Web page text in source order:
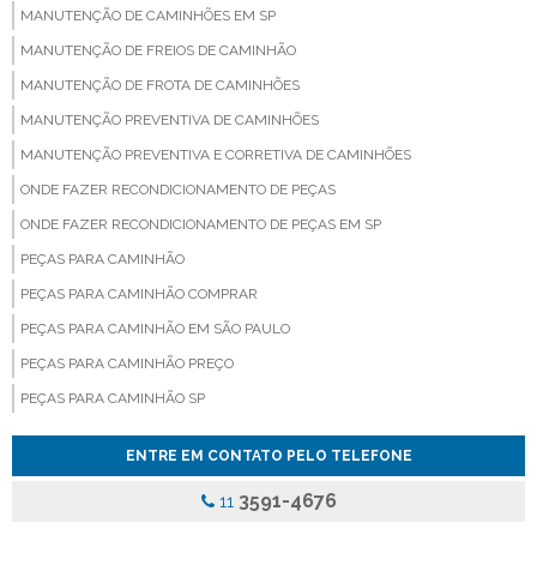
MANUTENÇÃO DE CAMINHÕES EM SP
MANUTENÇÃO DE FREIOS DE CAMINHÃO
MANUTENÇÃO DE FROTA DE CAMINHÕES
MANUTENÇÃO PREVENTIVA DE CAMINHÕES
MANUTENÇÃO PREVENTIVA E CORRETIVA DE CAMINHÕES
ONDE FAZER RECONDICIONAMENTO DE PEÇAS
ONDE FAZER RECONDICIONAMENTO DE PEÇAS EM SP
PEÇAS PARA CAMINHÃO
PEÇAS PARA CAMINHÃO COMPRAR
PEÇAS PARA CAMINHÃO EM SÃO PAULO
PEÇAS PARA CAMINHÃO PREÇO
PEÇAS PARA CAMINHÃO SP
PEÇAS PARA CAMINHÃO VALOR
ENTRE EM CONTATO PELO TELEFONE
11 3591-4676